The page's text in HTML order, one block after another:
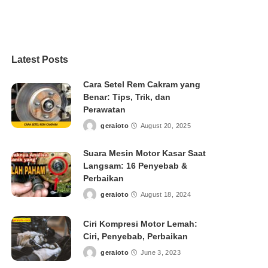
Latest Posts
Cara Setel Rem Cakram yang
Benar: Tips, Trik, dan
Perawatan
Postedgeraioto August 20, 2025
Suara Mesin Motor Kasar Saat
Langsam: 16 Penyebab &
Perbaikan
Postedgeraioto August 18, 2024
Ciri Kompresi Motor Lemah:
Ciri, Penyebab, Perbaikan
Postedgeraioto June 3, 2023